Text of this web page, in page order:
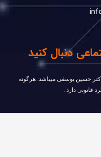
دنبال کنید
یوسفی ميباشد. هرگونه
دارد .